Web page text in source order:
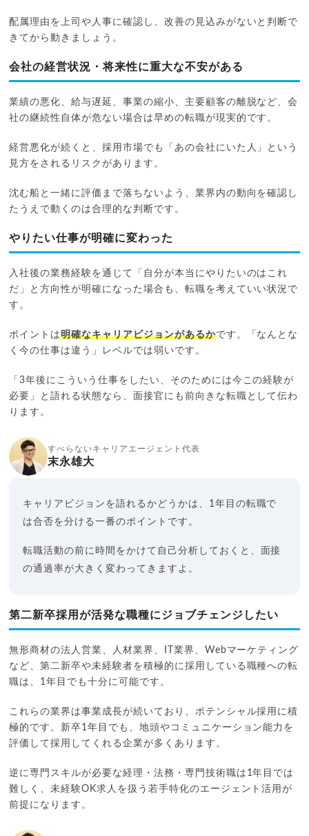
配属理由を上司や人事に確認し、改善の見込みがないと判断で
きてから動きましょう。
会社の経営状況・将来性に重大な不安がある
業績の悪化、給与遅延、事業の縮小、主要顧客の離脱など、会
社の継続性自体が危ない場合は早めの転職が現実的です。
経営悪化が続くと、採用市場でも「あの会社にいた人」という
見方をされるリスクがあります。
沈む船と一緒に評価まで落ちないよう、業界内の動向を確認し
たうえで動くのは合理的な判断です。
やりたい仕事が明確に変わった
入社後の業務経験を通じて「自分が本当にやりたいのはこれ
だ」と方向性が明確になった場合も、転職を考えていい状況で
す。
ポイントは明確なキャリアビジョンがあるかです。「なんとな
く今の仕事は違う」レベルでは弱いです。
「3年後にこういう仕事をしたい、そのためには今この経験が
必要」と語れる状態なら、面接官にも前向きな転職として伝わ
ります。
すべらないキャリアエージェント代表
末永雄大
キャリアビジョンを語れるかどうかは、1年目の転職で
は合否を分ける一番のポイントです。
転職活動の前に時間をかけて自己分析しておくと、面接
の通過率が大きく変わってきますよ。
第二新卒採用が活発な職種にジョブチェンジしたい
無形商材の法人営業、人材業界、IT業界、Webマーケティング
など、第二新卒や未経験者を積極的に採用している職種への転
職は、1年目でも十分に可能です。
これらの業界は事業成長が続いており、ポテンシャル採用に積
極的です。新卒1年目でも、地頭やコミュニケーション能力を
評価して採用してくれる企業が多くあります。
逆に専門スキルが必要な経理・法務・専門技術職は1年目では
難しく、未経験OK求人を扱う若手特化のエージェント活用が
前提になります。